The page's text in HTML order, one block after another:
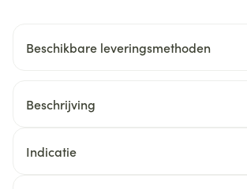
Beschikbare leveringsmethoden
Beschrijving
Indicatie